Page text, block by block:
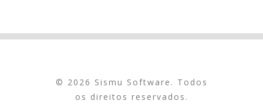
© 2026 Sismu Software. Todos
os direitos reservados.